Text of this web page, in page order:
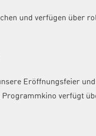
und verfügen über
Eröffnungsfeier
verfügt